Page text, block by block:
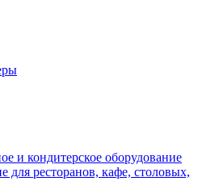
и кондитерское оборудование
для ресторанов, кафе, столовых,